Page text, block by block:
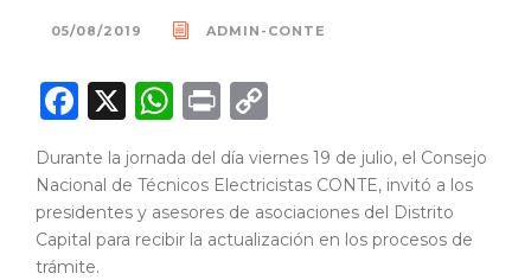
05/08/2019 ADMIN-CONTE
F
c
e
b
X
W
h
a
ts
A
P
ri
n
t
p
y
Li
Durante la jornada del día viernes 19 de julio, el Consejo
Nacional de Técnicos Electricistas CONTE, invitó a los
presidentes y asesores de asociaciones del Distrito
Capital para recibir la actualización en los procesos de
trámite.